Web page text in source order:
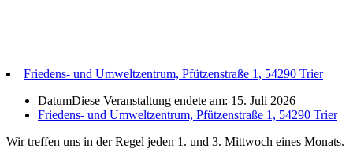
Friedens- und Umweltzentrum, Pfützenstraße 1, 54290 Trier
DatumDiese Veranstaltung endete am: 15. Juli 2026
Friedens- und Umweltzentrum, Pfützenstraße 1, 54290 Trier
Wir treffen uns in der Regel jeden 1. und 3. Mittwoch eines Monats.